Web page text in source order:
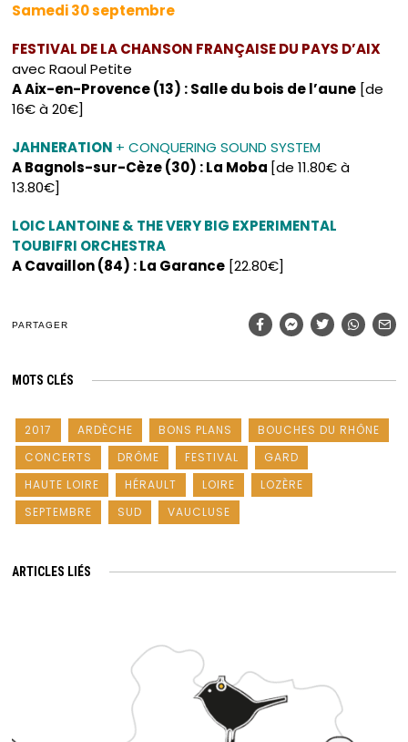
Samedi 30 septembre
FESTIVAL DE LA CHANSON FRANÇAISE DU PAYS D’AIX
avec Raoul Petite
A Aix-en-Provence (13) : Salle du bois de l’aune [de
16€ à 20€]
JAHNERATION + CONQUERING SOUND SYSTEM
A Bagnols-sur-Cèze (30) : La Moba [de 11.80€ à
13.80€]
LOIC LANTOINE & THE VERY BIG EXPERIMENTAL
TOUBIFRI ORCHESTRA
A Cavaillon (84) : La Garance [22.80€]
PARTAGER
MOTS CLÉS
2017 ARDÈCHE BONS PLANS
BOUCHES DU RHÔNE
CONCERTS
DRÔME FESTIVAL
GARD
HAUTE LOIRE
HÉRAULT LOIRE
LOZÈRE
SEPTEMBRE
SUD VAUCLUSE
ARTICLES LIÉS